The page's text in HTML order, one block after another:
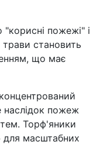
пожежі" і
становить
що має
наслідок пожеж
Торф'яники
масштабних